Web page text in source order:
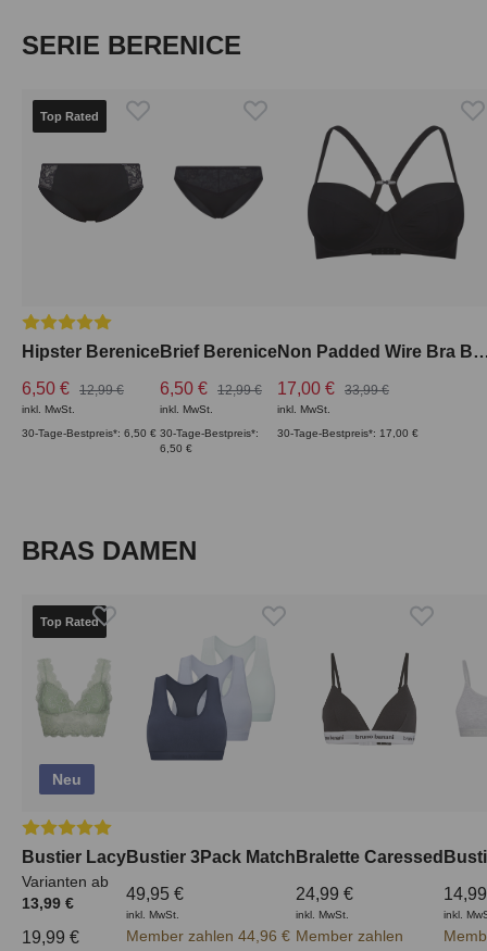
Produktgalerie überspringen
SERIE BERENICE
Top Rated
Durchschnittliche Bewertung von 5 von 5 Sternen
Hipster Berenice
6,50 €
12,99 €
inkl. MwSt.
30-Tage-Bestpreis*: 6,50 €
Brief Berenice
6,50 €
12,99 €
inkl. MwSt.
30-Tage-Bestpreis*:
6,50 €
Non Padded Wire
17,00 €
33,99 €
inkl. MwSt.
30-Tage-Bestpreis*: 17,00 €
Produktgalerie überspringen
BRAS DAMEN
Top Rated
Neu
Durchschnittliche Bewertung von 5 von 5 Sternen
Bustier Lacy
Varianten ab
13,99 €
19,99 €
Bustier 3Pack Match
49,95 €
inkl. MwSt.
Member zahlen 44,96 €
Bralette Caressed
24,99 €
inkl. MwSt.
Member zahlen
inkl.